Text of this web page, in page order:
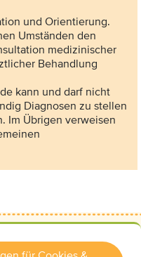
und Orientierung.
Umständen den
medizinischer
Behandlung
kann und darf nicht
Diagnosen zu stellen
Im Übrigen verweisen